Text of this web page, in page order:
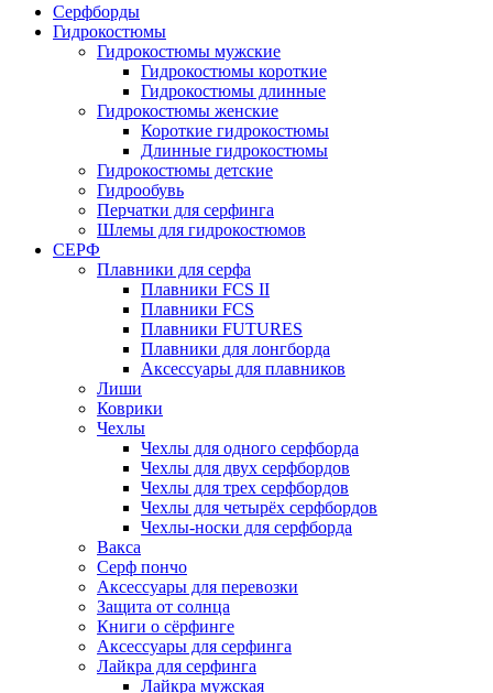
Серфборды
Гидрокостюмы
Гидрокостюмы мужские
Гидрокостюмы короткие
Гидрокостюмы длинные
Гидрокостюмы женские
Короткие гидрокостюмы
Длинные гидрокостюмы
Гидрокостюмы детские
Гидрообувь
Перчатки для серфинга
Шлемы для гидрокостюмов
СЕРФ
Плавники для серфа
Плавники FCS II
Плавники FCS
Плавники FUTURES
Плавники для лонгборда
Аксессуары для плавников
Лиши
Коврики
Чехлы
Чехлы для одного серфборда
Чехлы для двух серфбордов
Чехлы для трех серфбордов
Чехлы для четырёх серфбордов
Чехлы-носки для серфборда
Вакса
Серф пончо
Аксессуары для перевозки
Защита от солнца
Книги о сёрфинге
Аксессуары для серфинга
Лайкра для серфинга
Лайкра мужская